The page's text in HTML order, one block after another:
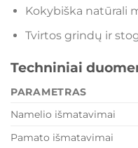
Kokybiška natūrali
Tvirtos grindų ir
Techniniai
PARAMETRAS
Namelio išmatavimai
Pamato išmatavimai